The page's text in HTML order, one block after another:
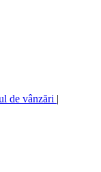
de vânzări |